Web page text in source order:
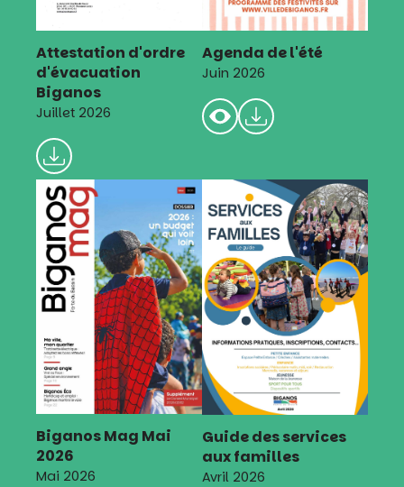
Attestation d'ordre
d'évacuation
Biganos
Juillet 2026
Agenda de l'été
Juin 2026
Biganos Mag Mai
2026
Mai 2026
Guide des services
aux familles
Avril 2026